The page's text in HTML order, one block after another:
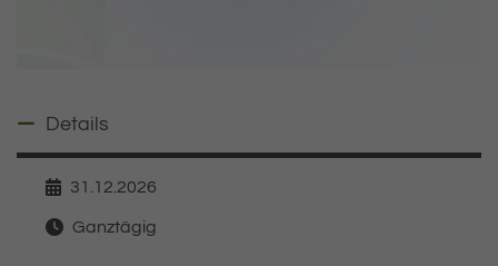
Details ausblenden
Details
Datum
31.12.2026
Zeit
Ganztägig